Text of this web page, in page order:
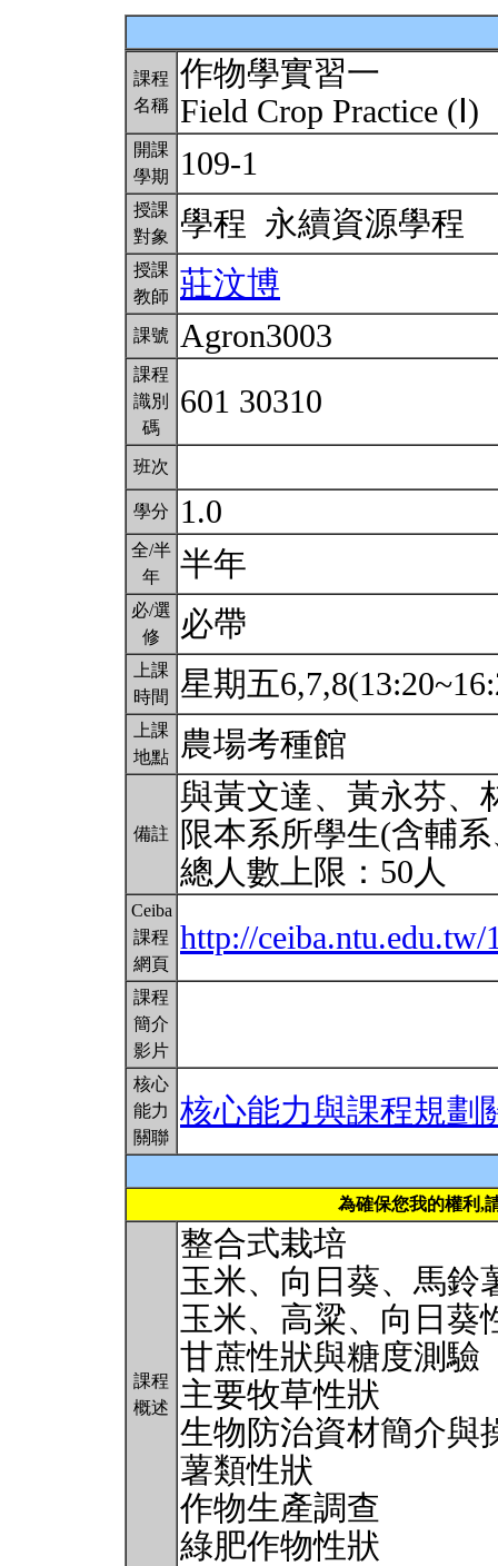
課程
名稱
作物學實習一
Field Crop Practice (Ⅰ)
開課
學期
109-1
授課
對象
學程 永續資源學程
授課
教師
莊汶博
課號 Agron3003
課程
識別
碼
601 30310
班次
學分 1.0
全/半
年
半年
必/選
修
必帶
上課
時間
星期五
上課
地點
農場考種館
備註
與黃文達、黃永芬、
限本系所學生(含輔
總人數上限：50人
Ceiba
課程
網頁
http://
課程
簡介
影片
核心
能力
關聯
核心能力與課程規劃
為確保您我的權利,
課程
概述
整合式栽培
玉米、向日葵、馬鈴
玉米、高粱、向日葵
甘蔗性狀與糖度測驗
主要牧草性狀
生物防治資材簡介與
薯類性狀
作物生產調查
綠肥作物性狀